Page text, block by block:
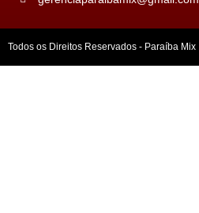
Todos os Direitos Reservados - Paraíba Mix